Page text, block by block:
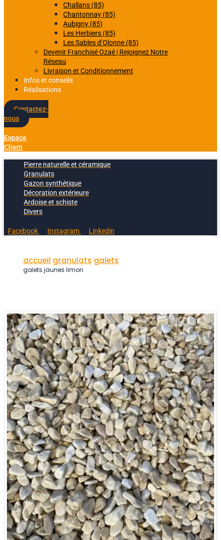
Challans (85)
Chantonnay (85)
Aubigny (85)
Les Herbiers (85)
Les Sables d’Olonne (85)
Devenir Franchisé Ozaé | Rejoignez Notre
Réseau
Livraison et Conditionnement
Infos et conseils
Réalisations
Contactez-
nous
Espace
Client
Pierre naturelle et céramique
Granulats
Gazon synthétique
Décoration extérieure
Ardoise et schiste
Divers
Facebook Instagram Linkedin
accueil granulats galets
galets jaunes limon